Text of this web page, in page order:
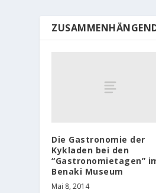
Die Gastronomie der
Kykladen bei den
“Gastronomietagen”
Benaki Museum
Mai 8, 2014